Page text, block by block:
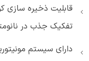
قابلیت ذخیره سازی
تفکیک جذب در
دارای سیستم